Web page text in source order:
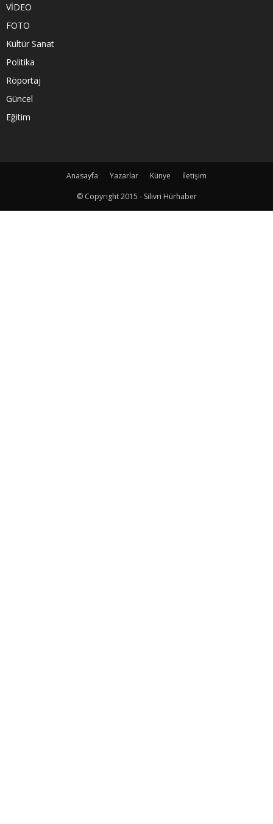
VİDEO
FOTO
Kültür Sanat
Politika
Röportaj
Güncel
Eğitim
Anasayfa Yazarlar Künye
İletişim
© Copyright 2015 - Silivri Hürhaber